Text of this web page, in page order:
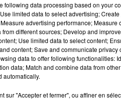
d’intervention :
80 % chez les particuliers
20 % chez les professionnels
20 Km aux alentours de
de travail :
:
8h – 18h , du
lundi au
following data processing based on your
limited data to select advertising;
advertising performance;
different sources; Develop and
Use limited data to select content;
content; Save and communicate
data to offer following functionalities:
data; Match and combine data from
automatically.
sur "Accepter et fermer", ou affiner en